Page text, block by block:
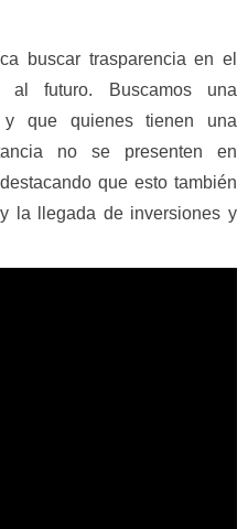
buscar trasparencia en el
al futuro. Buscamos una
que quienes tienen una
no se presenten en
que esto también
la llegada de inversiones y